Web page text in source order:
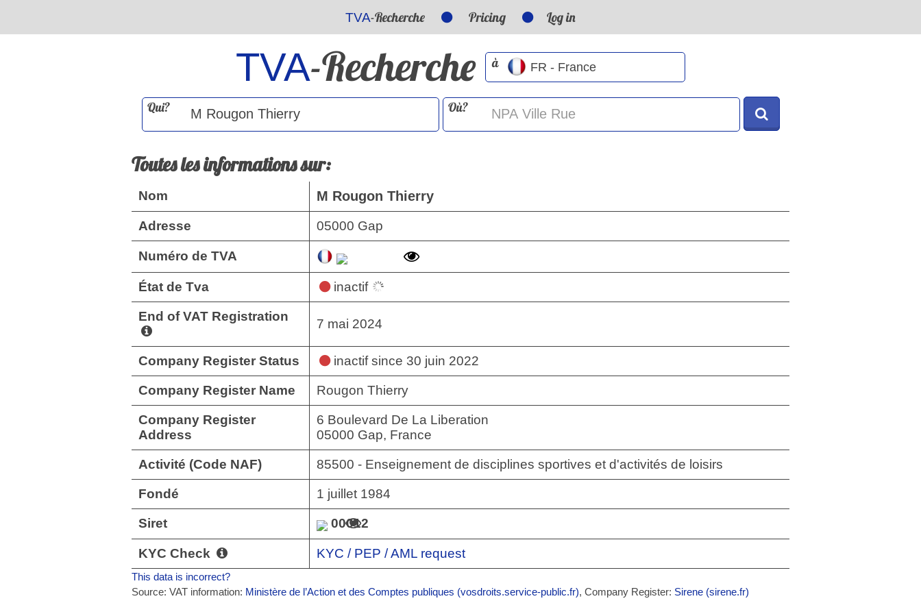
TVA-Recherche Pricing Log in
TVA-Recherche à
Qui? Où?
Toutes les informations sur:
Nom M Rougon Thierry
Adresse 05000 Gap
Numéro de TVA
État de Tva inactif
End of VAT Registration
7 mai 2024
Company Register Status inactifsince 30 juin 2022
Company Register Name Rougon Thierry
Company Register
Address
6 Boulevard De La Liberation
05000 Gap, France
Activité (Code NAF) 85500 - Enseignement de disciplines sportives et d'activités de loisirs
Fondé 1 juillet 1984
Siret 00012
KYC Check KYC / PEP / AML request
This data is incorrect?
Source: VAT information: Ministère de l’Action et des Comptes publiques (vosdroits.service-public.fr), Company Register: Sirene (sirene.fr)